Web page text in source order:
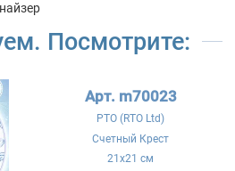
Посмотрите:
Арт. m70023
РТО (RTO Ltd)
Счетный Крест
21x21 см